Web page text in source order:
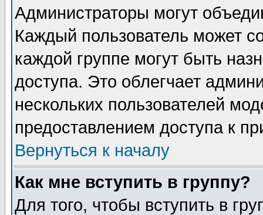
Администраторы могут
Каждый пользователь может
каждой группе могут быть
доступа. Это облегчает
нескольких пользователей
предоставлением доступа к
Вернуться к началу
Как мне вступить в группу?
Для того, чтобы вступить в